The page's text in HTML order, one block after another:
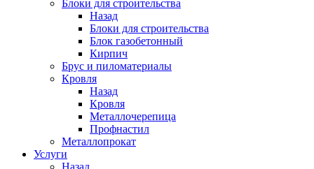
Блоки для строительства
Назад
Блоки для строительства
Блок газобетонный
Кирпич
Брус и пиломатериалы
Кровля
Назад
Кровля
Металлочерепица
Профнастил
Металлопрокат
Услуги
Назад